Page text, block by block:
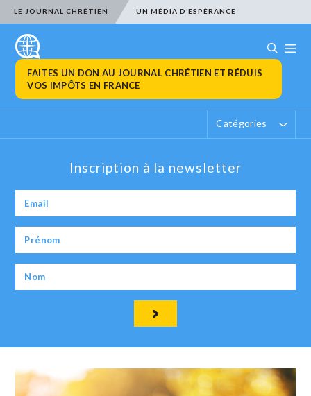
LE JOURNAL CHRÉTIEN UN MÉDIA D’ESPÉRANCE
FAITES UN DON AU JOURNAL CHRÉTIEN ET RÉDUIS
VOS IMPÔTS EN FRANCE
Catégories
Inscription à la newsletter